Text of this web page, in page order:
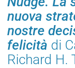
nuova
nostre
felicità di
Richard H.